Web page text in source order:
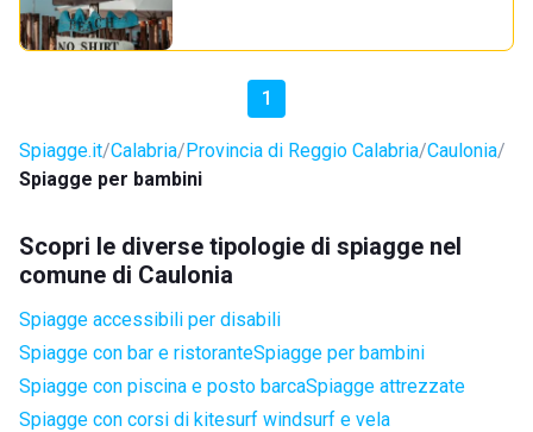
1
Spiagge.it Calabria Provincia di Reggio Calabria Caulonia
Spiagge per bambini
Scopri le diverse tipologie di spiagge nel
comune di Caulonia
Spiagge accessibili per disabili
Spiagge con bar e ristoranteSpiagge per bambini
Spiagge con piscina e posto barcaSpiagge attrezzate
Spiagge con corsi di kitesurf windsurf e vela